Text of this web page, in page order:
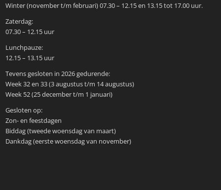
Winter (november t/m februari) 07.30 – 12.15 en 13.15 tot 17.00 uur.
Zaterdag:
07.30 – 12.15 uur
Lunchpauze:
12.15 – 13.15 uur
Tevens gesloten in 2026 gedurende:
Week 32 en 33 (3 augustus t/m 14 augustus)
Week 52 (25 december t/m 1 januari)
Gesloten op:
Zon- en feestdagen
Biddag (tweede woensdag van maart)
Dankdag (eerste woensdag van november)